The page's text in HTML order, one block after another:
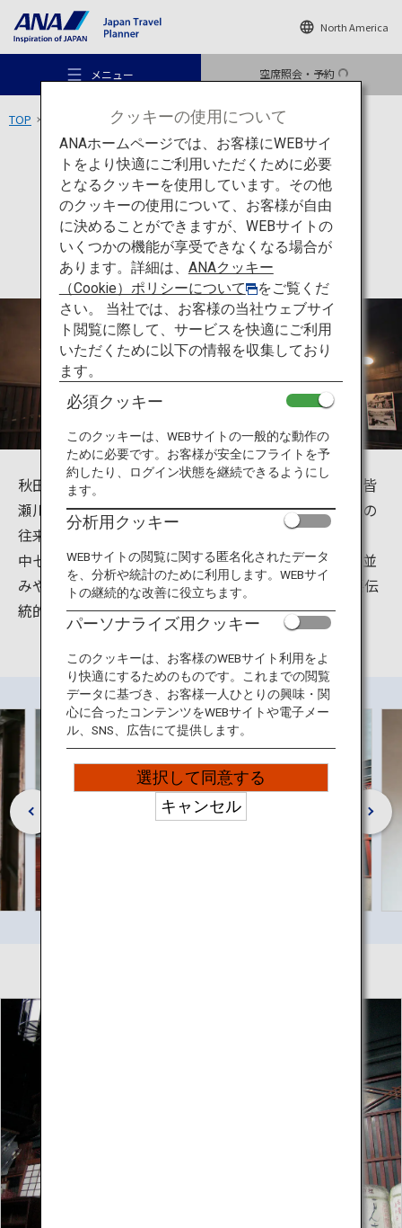
North America
メニュー 空席照会・予約
おすすめの旅
旅のアイデア
行き先
旅のお役立ち情報
ANA サービス
TOP 増田の内蔵群
文化 秋田
増田の内蔵群
秋田県横手市その東南部に位置する増田は、成瀬川と皆
瀬川が合流する地点に位置し、江戸時代より人と物流の
往来でにぎわった地域です。
中七日町通りには当時の繁栄を今に伝える伝統的な街並
みや内蔵が多く残っており、平成25年12月に国の重要伝
統的建造物群保存地区に選定されました。
クッキーの使用について
ANAホームページでは、お客様にWEBサイ
トをより快適にご利用いただくために必要
となるクッキーを使用しています。その他
のクッキーの使用について、お客様が自由
に決めることができますが、WEBサイトの
いくつかの機能が享受できなくなる場合が
あります。詳細は、 ANAクッキー
（Cookie）ポリシーについて
をご覧くだ
さい。 当社では、お客様の当社ウェブサイ
ト閲覧に際して、サービスを快適にご利用
いただくために以下の情報を収集しており
ます。
必須クッキー
このクッキーは、WEBサイトの一般的な動作の
ために必要です。お客様が安全にフライトを予
約したり、ログイン状態を継続できるようにし
ます。
分析用クッキー
WEBサイトの閲覧に関する匿名化されたデータ
を、分析や統計のために利用します。WEBサイ
トの継続的な改善に役立ちます。
パーソナライズ用クッキー
このクッキーは、お客様のWEBサイト利用をよ
り快適にするためのものです。これまでの閲覧
データに基づき、お客様一人ひとりの興味・関
心に合ったコンテンツをWEBサイトや電子メー
ル、SNS、広告にて提供します。
選択して同意する
キャンセル